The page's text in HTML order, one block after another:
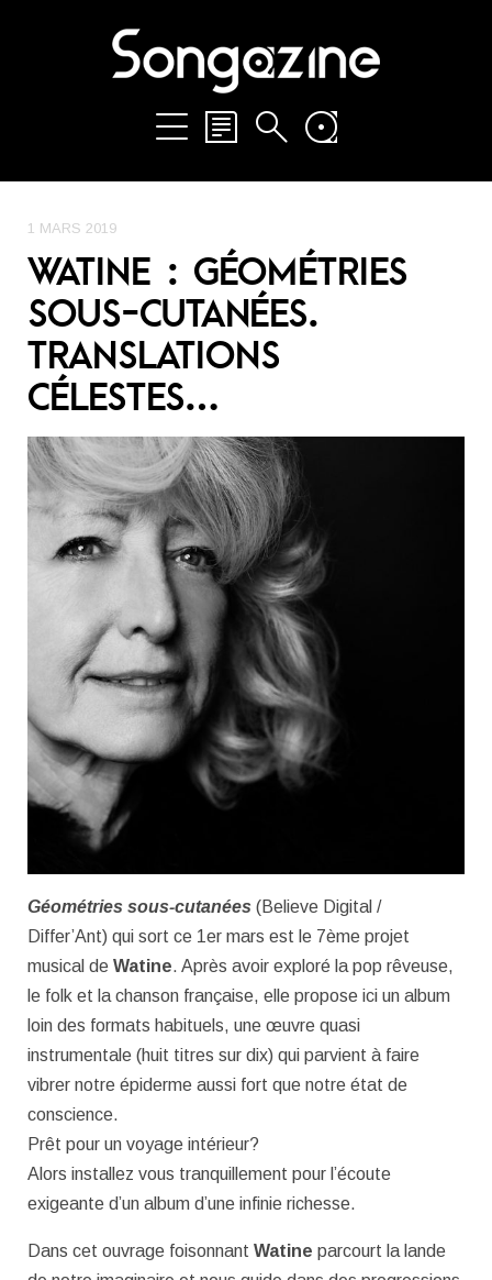
1 MARS 2019
WATINE : GÉOMÉTRIES
SOUS-CUTANÉES.
TRANSLATIONS
CÉLESTES…
Géométries sous-cutanées (Believe Digital /
Differ’Ant) qui sort ce 1er mars est le 7ème projet
musical de Watine. Après avoir exploré la pop rêveuse,
le folk et la chanson française, elle propose ici un album
loin des formats habituels, une œuvre quasi
instrumentale (huit titres sur dix) qui parvient à faire
vibrer notre épiderme aussi fort que notre état de
conscience.
Prêt pour un voyage intérieur?
Alors installez vous tranquillement pour l’écoute
exigeante d’un album d’une infinie richesse.
Dans cet ouvrage foisonnant Watine parcourt la lande